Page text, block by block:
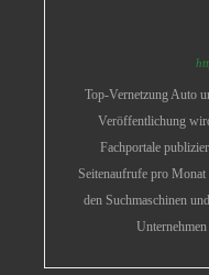
Top-Vernetzung Auto
Veröffentlichung
Fachportale
Seitenaufrufe pro
den Suchmaschinen